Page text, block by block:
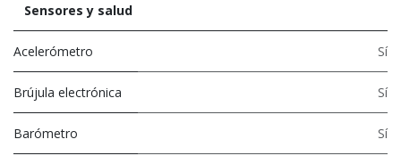
Sensores y salud
Acelerómetro Sí
Brújula electrónica Sí
Barómetro Sí